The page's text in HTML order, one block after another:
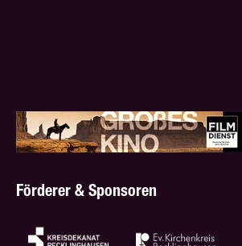
Förderer & Sponsoren